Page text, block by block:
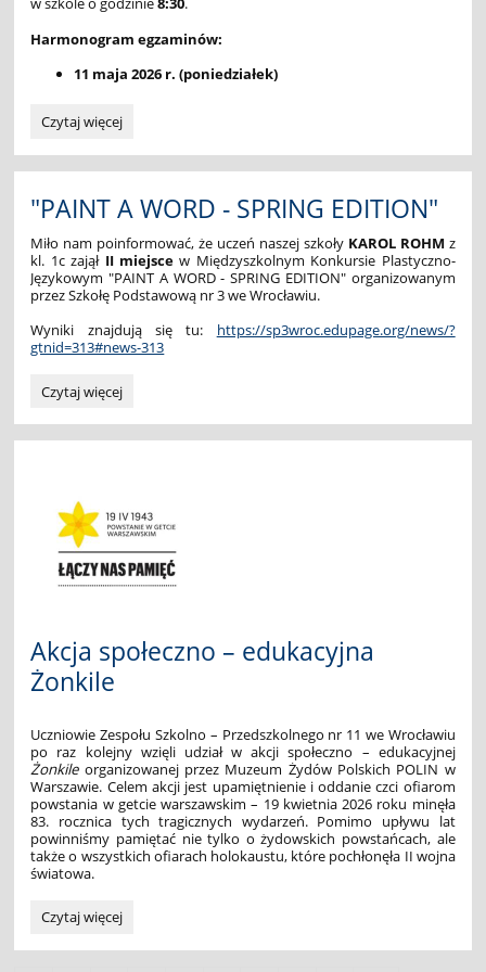
Harmonogram egzaminów:
11 maja 2026 r. (poniedziałek)
EGZAMIN
Czytaj więcej
"PAINT A WORD - SPRING EDITION"
Miło nam poinformować, że uczeń naszej szkoły KAROL ROHM z
kl. 1c zajął II miejsce w Międzyszkolnym Konkursie Plastyczno-
Językowym "PAINT A WORD - SPRING EDITION" organizowanym
przez Szkołę Podstawową nr 3 we Wrocławiu.
Wyniki znajdują się tu: https://sp3wroc.edupage.org/news/?
gtnid=313#news-313
"PAINT
WORD
Czytaj więcej
Akcja społeczno – edukacyjna
Żonkile
Uczniowie Zespołu Szkolno – Przedszkolnego nr 11 we Wrocławiu
po raz kolejny wzięli udział w akcji społeczno – edukacyjnej
Żonkile organizowanej przez Muzeum Żydów Polskich POLIN w
Warszawie. Celem akcji jest upamiętnienie i oddanie czci ofiarom
powstania w getcie warszawskim – 19 kwietnia 2026 roku minęła
83. rocznica tych tragicznych wydarzeń. Pomimo upływu lat
powinniśmy pamiętać nie tylko o żydowskich powstańcach, ale
także o wszystkich ofiarach holokaustu, które pochłonęła II wojna
światowa.
Akcja
–
Czytaj więcej